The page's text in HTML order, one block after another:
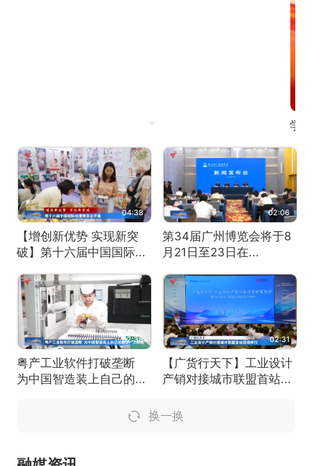
广
04:38
【增创新优势 实现新突
破】第十六届中国国际...
02:06
第34届广州博览会将于8
月21日至23日在...
02:38
粤产工业软件打破垄断
为中国智造装上自己的...
02:31
【广货行天下】工业设计
产销对接城市联盟首站...
换一换